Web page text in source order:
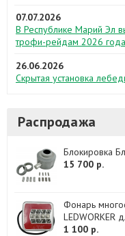
07.07.2026
В Республике Марий Эл
трофи-рейдам 2026 года
26.06.2026
Скрытая установка
Распродажа
Блокировка
15 700 р.
Фонарь
LEDWORKER
1 100 р.